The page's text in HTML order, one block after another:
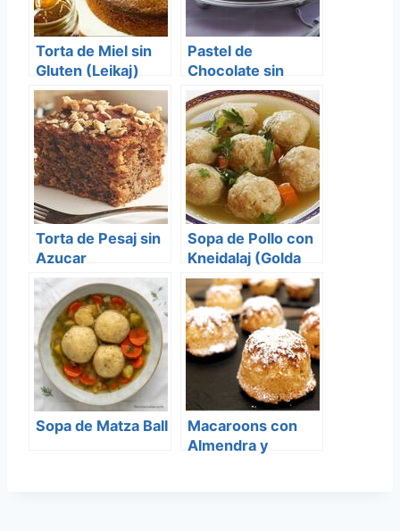
Torta de Miel sin
Gluten (Leikaj)
Pastel de
Chocolate sin
Gluten
Torta de Pesaj sin
Azucar
Sopa de Pollo con
Kneidalaj (Golda
Meir)
Sopa de Matza Ball
Macaroons con
Almendra y